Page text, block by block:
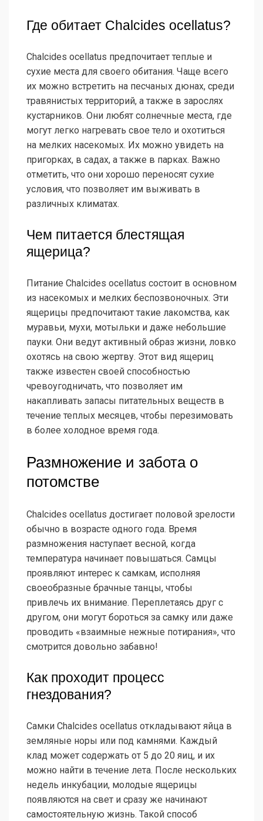
Где обитает Chalcides ocellatus?
Chalcides ocellatus предпочитает теплые и
сухие места для своего обитания. Чаще всего
их можно встретить на песчаных дюнах, среди
травянистых территорий, а также в зарослях
кустарников. Они любят солнечные места, где
могут легко нагревать свое тело и охотиться
на мелких насекомых. Их можно увидеть на
пригорках, в садах, а также в парках. Важно
отметить, что они хорошо переносят сухие
условия, что позволяет им выживать в
различных климатах.
Чем питается блестящая
ящерица?
Питание Chalcides ocellatus состоит в основном
из насекомых и мелких беспозвоночных. Эти
ящерицы предпочитают такие лакомства, как
муравьи, мухи, мотыльки и даже небольшие
пауки. Они ведут активный образ жизни, ловко
охотясь на свою жертву. Этот вид ящериц
также известен своей способностью
чревоугодничать, что позволяет им
накапливать запасы питательных веществ в
течение теплых месяцев, чтобы перезимовать
в более холодное время года.
Размножение и забота о
потомстве
Chalcides ocellatus достигает половой зрелости
обычно в возрасте одного года. Время
размножения наступает весной, когда
температура начинает повышаться. Самцы
проявляют интерес к самкам, исполняя
своеобразные брачные танцы, чтобы
привлечь их внимание. Переплетаясь друг с
другом, они могут бороться за самку или даже
проводить «взаимные нежные потирания», что
смотрится довольно забавно!
Как проходит процесс
гнездования?
Самки Chalcides ocellatus откладывают яйца в
земляные норы или под камнями. Каждый
клад может содержать от 5 до 20 яиц, и их
можно найти в течение лета. После нескольких
недель инкубации, молодые ящерицы
появляются на свет и сразу же начинают
самостоятельную жизнь. Такой способ